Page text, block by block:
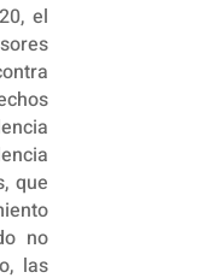
el
que
no
las